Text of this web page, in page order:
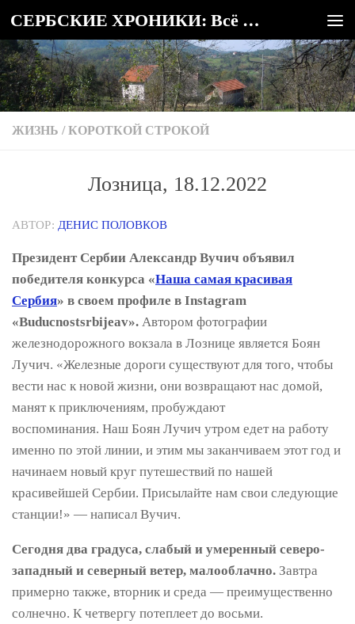
Под записью СЕРБСКИЕ ХРОНИКИ: Всё о Сербии
ЖИЗНЬ / КОРОТКОЙ СТРОКОЙ
Лозница, 18.12.2022
АВТОР: ДЕНИС ПОЛОВКОВ
Президент Сербии Александр Вучич объявил
победителя конкурса «Наша самая красивая
Сербия» в своем профиле в Instagram
«Buducnostsrbijeav». Автором фотографии
железнодорожного вокзала в Лознице является Боян
Лучич. «Железные дороги существуют для того, чтобы
вести нас к новой жизни, они возвращают нас домой,
манят к приключениям, пробуждают
воспоминания. Наш Боян Лучич утром едет на работу
именно по этой линии, и этим мы заканчиваем этот год и
начинаем новый круг путешествий по нашей
красивейшей Сербии. Присылайте нам свои следующие
станции!» — написал Вучич.
Сегодня два градуса, слабый и умеренный северо-
западный и северный ветер, малооблачно. Завтра
примерно также, вторник и среда — преимущественно
солнечно. К четвергу потеплеет до восьми.